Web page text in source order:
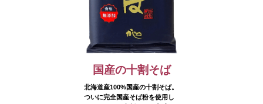
国産の十割そば
北海道産100%国産の十割そば。
ついに完全国産そば粉を使用し